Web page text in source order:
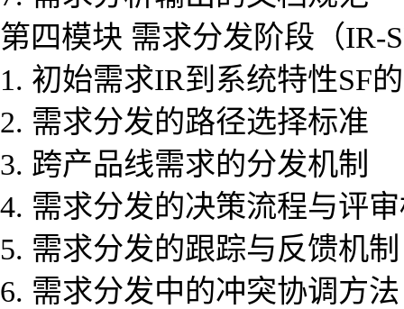
第四模块 需求分发阶段（IR-
1. 初始需求IR到系统特性SF
2. 需求分发的路径选择标准
3. 跨产品线需求的分发机制
4. 需求分发的决策流程与评
5. 需求分发的跟踪与反馈机制
6. 需求分发中的冲突协调方法